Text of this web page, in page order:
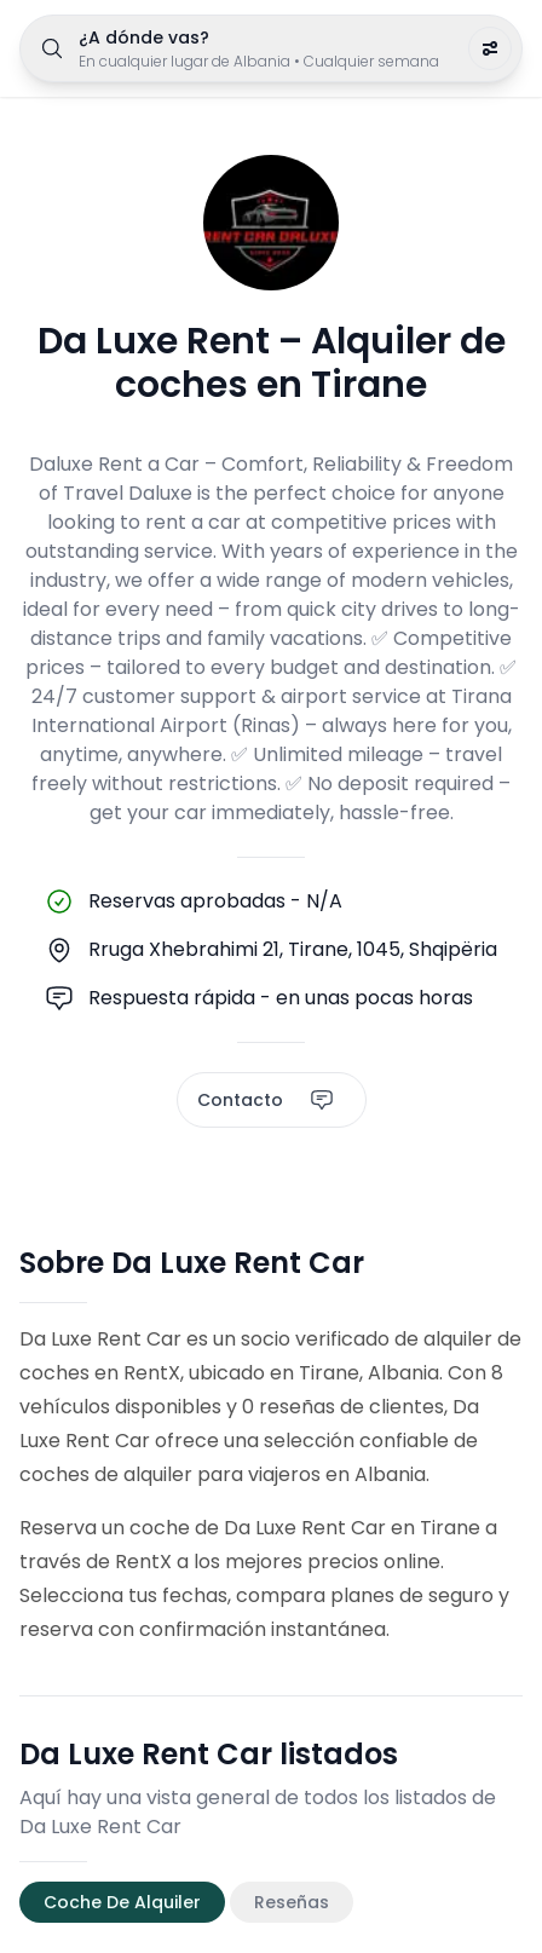
¿A dónde vas?
En cualquier lugar de Albania • Cualquier semana
Da Luxe Rent – Alquiler de
coches en Tirane
Daluxe Rent a Car – Comfort, Reliability & Freedom
of Travel Daluxe is the perfect choice for anyone
looking to rent a car at competitive prices with
outstanding service. With years of experience in the
industry, we offer a wide range of modern vehicles,
ideal for every need – from quick city drives to long-
distance trips and family vacations. ✅ Competitive
prices – tailored to every budget and destination. ✅
24/7 customer support & airport service at Tirana
International Airport (Rinas) – always here for you,
anytime, anywhere. ✅ Unlimited mileage – travel
freely without restrictions. ✅ No deposit required –
get your car immediately, hassle-free.
Reservas aprobadas - N/A
Rruga Xhebrahimi 21, Tirane, 1045, Shqipëria
Respuesta rápida - en unas pocas horas
Contacto
Sobre Da Luxe Rent Car
Da Luxe Rent Car es un socio verificado de alquiler de
coches en RentX, ubicado en Tirane, Albania. Con 8
vehículos disponibles y 0 reseñas de clientes, Da
Luxe Rent Car ofrece una selección confiable de
coches de alquiler para viajeros en Albania.
Reserva un coche de Da Luxe Rent Car en Tirane a
través de RentX a los mejores precios online.
Selecciona tus fechas, compara planes de seguro y
reserva con confirmación instantánea.
Da Luxe Rent Car listados
Aquí hay una vista general de todos los listados de
Da Luxe Rent Car
Coche De Alquiler Reseñas